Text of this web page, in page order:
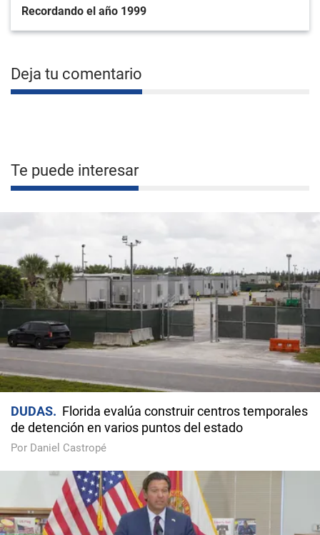
Recordando el año 1999
Deja tu comentario
Te puede interesar
DUDAS
Florida evalúa construir centros temporales
de detención en varios puntos del estado
Por Daniel Castropé